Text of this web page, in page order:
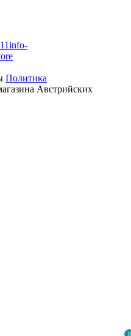
0
info-
Политика
Австрийских